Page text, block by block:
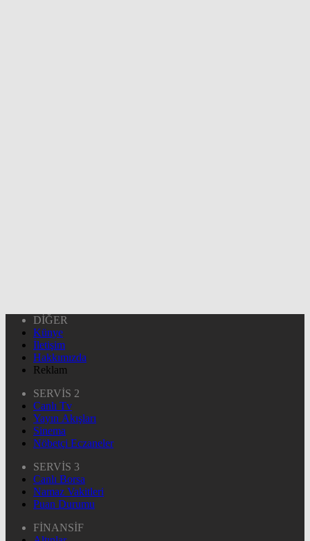
DİĞER
Künye
İletişim
Hakkımızda
Reklam
SERVİS 2
Canlı Tv
Yayın Akışları
Sinema
Nöbetçi Eczaneler
SERVİS 3
Canlı Borsa
Namaz Vakitleri
Puan Durumu
FİNANSİF